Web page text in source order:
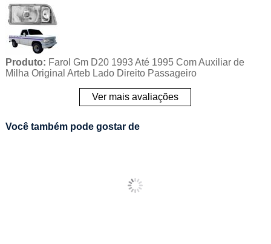
Produto: Farol Gm D20 1993 Até 1995 Com Auxiliar de
Milha Original Arteb Lado Direito Passageiro
Ver mais avaliações
Você também pode gostar de